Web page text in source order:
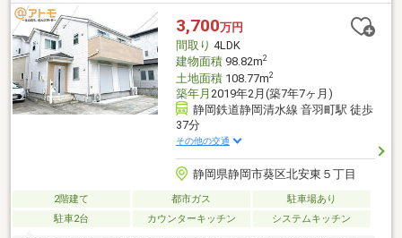
分・こばと保育園徒歩２分・太田町市場徒歩４分巴町バス停から
乗車約７分で静岡市中心部の新静岡駅に到着できます。街中に近
く、バスの本数豊富です！
3,700万円
間取り 4LDK
建物面積98.82m2
土地面積108.77m2
築年月 2019年2月(築7年7ヶ月)
静岡鉄道静岡清水線 音羽町駅 徒歩
37分
その他の交通
静岡県静岡市葵区北安東５丁目
2階建て 都市ガス
駐車場あり
駐車2台
カウンターキッチン システムキッチン